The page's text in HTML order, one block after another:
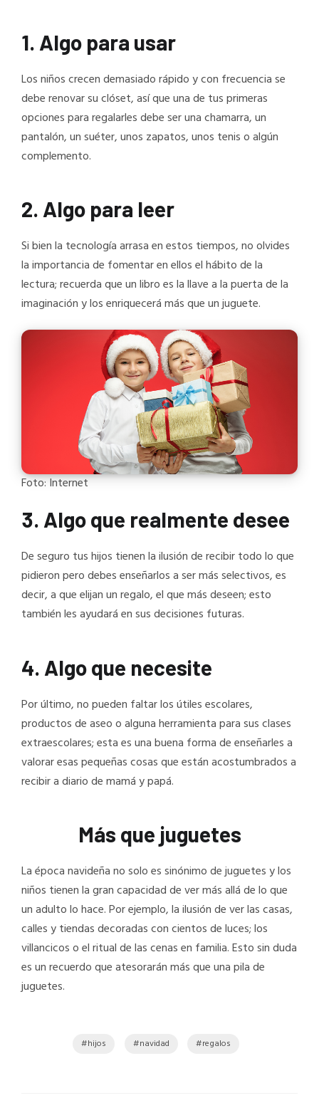
1. Algo para usar
Los niños crecen demasiado rápido y con frecuencia se
debe renovar su clóset, así que una de tus primeras
opciones para regalarles debe ser una chamarra, un
pantalón, un suéter, unos zapatos, unos tenis o algún
complemento.
2. Algo para leer
Si bien la tecnología arrasa en estos tiempos, no olvides
la importancia de fomentar en ellos el hábito de la
lectura; recuerda que un libro es la llave a la puerta de la
imaginación y los enriquecerá más que un juguete.
Foto: Internet
3. Algo que realmente desee
De seguro tus hijos tienen la ilusión de recibir todo lo que
pidieron pero debes enseñarlos a ser más selectivos, es
decir, a que elijan un regalo, el que más deseen; esto
también les ayudará en sus decisiones futuras.
4. Algo que necesite
Por último, no pueden faltar los útiles escolares,
productos de aseo o alguna herramienta para sus clases
extraescolares; esta es una buena forma de enseñarles a
valorar esas pequeñas cosas que están acostumbrados a
recibir a diario de mamá y papá.
Más que juguetes
La época navideña no solo es sinónimo de juguetes y los
niños tienen la gran capacidad de ver más allá de lo que
un adulto lo hace. Por ejemplo, la ilusión de ver las casas,
calles y tiendas decoradas con cientos de luces; los
villancicos o el ritual de las cenas en familia. Esto sin duda
es un recuerdo que atesorarán más que una pila de
juguetes.
hijos navidad regalos